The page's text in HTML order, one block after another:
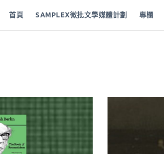
首頁 SAMPLEX微批文學媒體計劃 專欄